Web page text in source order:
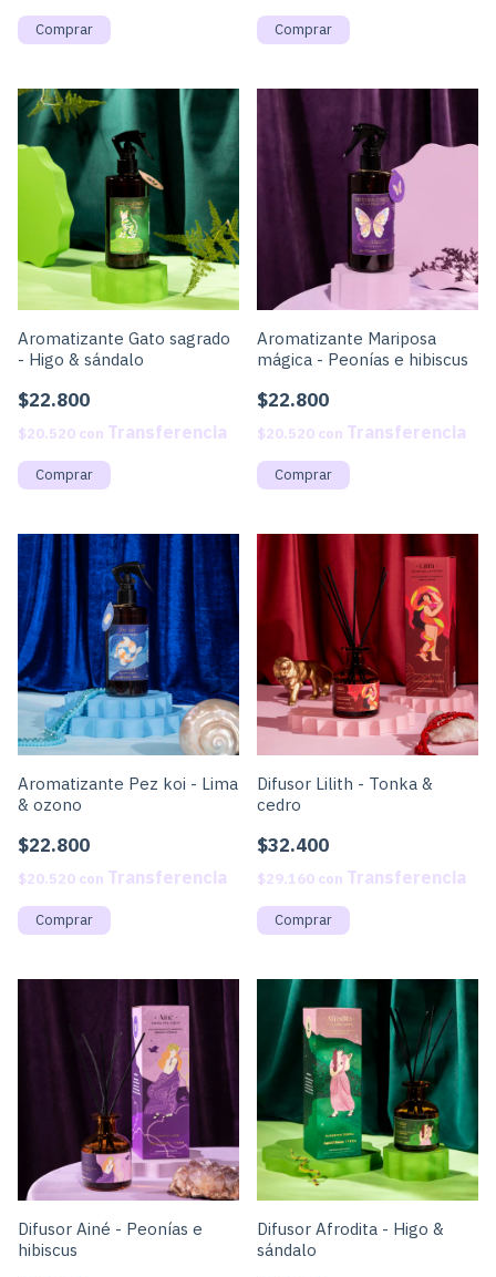
Aromatizante Gato sagrado
- Higo & sándalo
$22.800
$20.520 con
Aromatizante Mariposa
mágica - Peonías e hibiscus
$22.800
$20.520 con
Aromatizante Pez koi - Lima
& ozono
$22.800
$20.520 con
Difusor Lilith - Tonka &
cedro
$32.400
$29.160 con
Difusor Ainé - Peonías e
hibiscus
Difusor Afrodita - Higo &
sándalo